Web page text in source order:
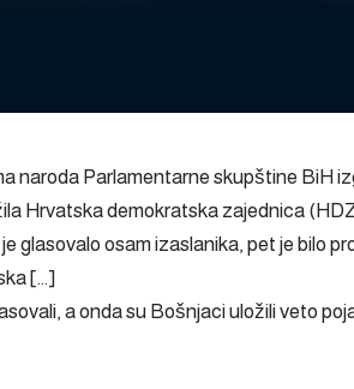
naroda Parlamentarne skupštine BiH
Hrvatska demokratska zajednica
glasovalo osam izaslanika, pet je bilo
[…]
a onda su Bošnjaci uložili veto